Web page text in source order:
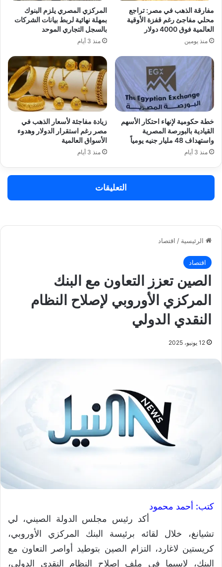
مفارقة الذهب في مصر: تراجع
محلي مفاجئ رغم قفزة الأوقية
العالمية فوق 4000 دولار
منذ يومين
المركزي المصري يلزم البنوك
بمهلة نهائية لربط بيانات الشركات
بالسجل التجاري الموحد
منذ 3 أيام
خطة حكومية لإنهاء احتكار الأسهم
القيادية بالبورصة المصرية
واستهداف 48 مليار جنيه يومياً
منذ 3 أيام
زيادة مفاجئة لأسعار الذهب في
مصر رغم استقرار الدولار وهدوء
الأسواق العالمية
منذ 3 أيام
التعليقات